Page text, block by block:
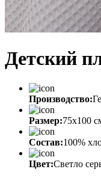
Детский
Производство:
Размер:75х100
Состав:100%
Цвет:Светло